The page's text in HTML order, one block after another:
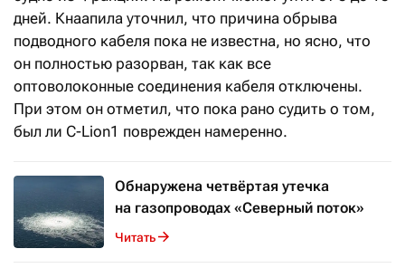
дней. Кнаапила уточнил, что причина обрыва
подводного кабеля пока не известна, но ясно, что
он полностью разорван, так как все
оптоволоконные соединения кабеля отключены.
При этом он отметил, что пока рано судить о том,
был ли C-Lion1 поврежден намеренно.
Обнаружена четвёртая утечка
на газопроводах «Северный поток»
Читать